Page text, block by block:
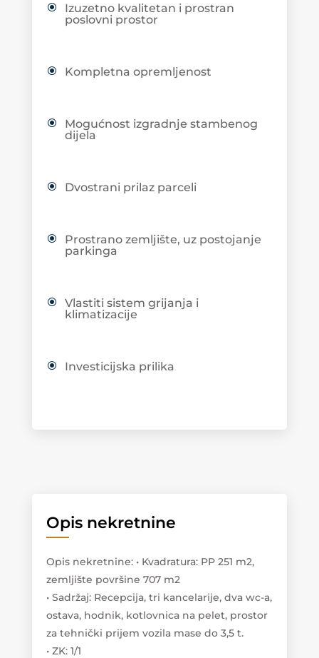
Izuzetno kvalitetan i prostran
poslovni prostor
Kompletna opremljenost
Mogućnost izgradnje stambenog
dijela
Dvostrani prilaz parceli
Prostrano zemljište, uz postojanje
parkinga
Vlastiti sistem grijanja i
klimatizacije
Investicijska prilika
Opis nekretnine
Opis nekretnine: • Kvadratura: PP 251 m2,
zemljište površine 707 m2
• Sadržaj: Recepcija, tri kancelarije, dva wc-a,
ostava, hodnik, kotlovnica na pelet, prostor
za tehnički prijem vozila mase do 3,5 t.
• ZK: 1/1